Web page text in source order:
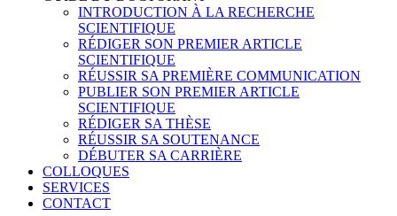
INTRODUCTION À LA RECHERCHE
SCIENTIFIQUE
RÉDIGER SON PREMIER ARTICLE
SCIENTIFIQUE
RÉUSSIR SA PREMIÈRE COMMUNICATION
PUBLIER SON PREMIER ARTICLE
SCIENTIFIQUE
RÉDIGER SA THÈSE
RÉUSSIR SA SOUTENANCE
DÉBUTER SA CARRIÈRE
COLLOQUES
SERVICES
CONTACT